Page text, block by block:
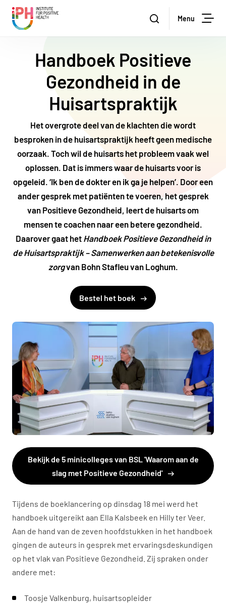
Institute for Positive Health Zoeken
Menu
Handboek Positieve
Gezondheid in de
Huisartspraktijk
Het overgrote deel van de klachten die wordt
besproken in de huisartspraktijk heeft geen medische
oorzaak. Toch wil de huisarts het probleem vaak wel
oplossen. Dat is immers waar de huisarts voor is
opgeleid. ‘Ik ben de dokter en ik ga je helpen’. Door een
ander gesprek met patiënten te voeren, het gesprek
van Positieve Gezondheid, leert de huisarts om
mensen te coachen naar een betere gezondheid.
Daarover gaat het Handboek Positieve Gezondheid in
de Huisartspraktijk – Samenwerken aan betekenisvolle
zorgvan Bohn Stafleu van Loghum.
Bestel het boek
Bekijk de 5 minicolleges van BSL 'Waarom aan de
slag met Positieve Gezondheid'
Tijdens de boeklancering op dinsdag 18 mei werd het
handboek uitgereikt aan Ella Kalsbeek en Hilly ter Veer.
Aan de hand van de zeven hoofdstukken in het handboek
gingen de auteurs in gesprek met ervaringsdeskundigen
op het vlak van Positieve Gezondheid. Zij spraken onder
andere met:
Toosje Valkenburg, huisartsopleider